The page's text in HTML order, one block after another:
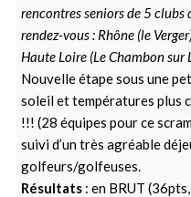
rencontres seniors de 5
rendez-vous : Rhône (le
Haute Loire (Le Chambon sur
Nouvelle étape sous une
soleil et températures plus
!!! (28 équipes pour ce
suivi d’un très agréable
golfeurs/golfeuses.
Résultats : en BRUT